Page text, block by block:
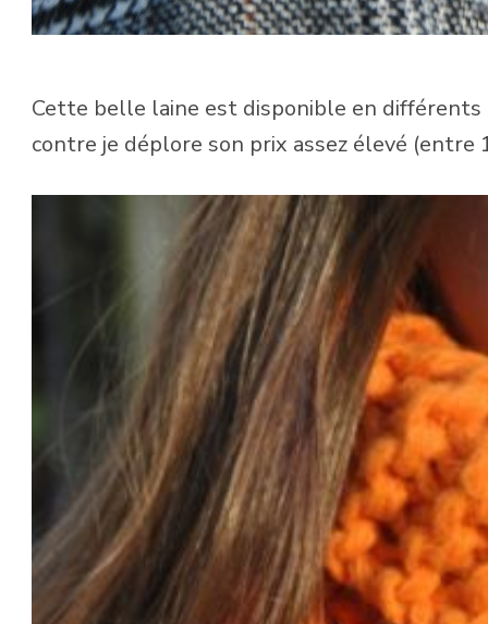
Cette belle laine est disponible en
contre je déplore son prix assez élevé